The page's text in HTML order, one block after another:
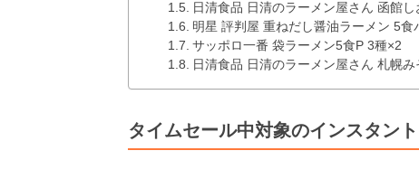
日清食品 日清のラーメン屋さん 函館し
明星 評判屋 重ねだし醤油ラーメン 5食
サッポロ一番 袋ラーメン5食P 3種×2
日清食品 日清のラーメン屋さん 札幌み
タイムセール中対象のインスタン